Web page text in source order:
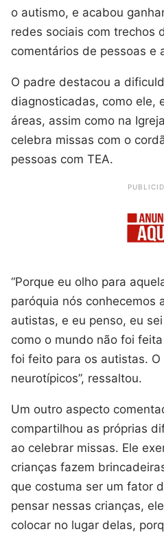
o autismo, e acabou
redes sociais com trechos
comentários de pessoas e
O padre destacou a
diagnosticadas, como ele,
áreas, assim como na
celebra missas com o
pessoas com TEA.
“Porque eu olho para
paróquia nós conhecemos
autistas, e eu penso, eu
como o mundo não foi
foi feito para os autistas.
neurotípicos”, ressaltou.
Um outro aspecto
compartilhou as próprias
ao celebrar missas. Ele
crianças fazem
que costuma ser um fator
pensar nessas crianças,
colocar no lugar delas,